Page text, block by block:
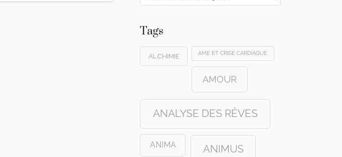
Tags
ALCHIMIE AME ET CRISE CARDIAQUE
AMOUR
ANALYSE DES RÊVES
ANIMA ANIMUS